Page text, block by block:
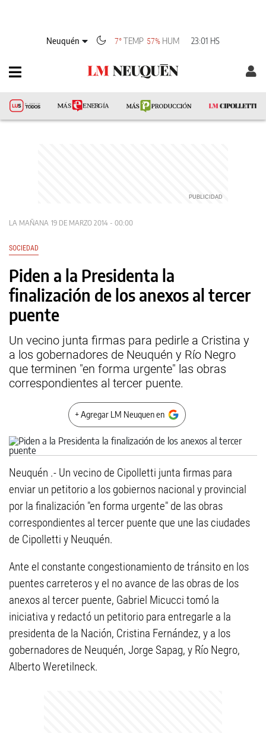
Neuquén 7°TEMP 57% HUM 23:01 HS
LA MAÑANA 19 DE MARZO 2014 - 00:00
SOCIEDAD
Piden a la Presidenta la
finalización de los anexos al tercer
puente
Un vecino junta firmas para pedirle a Cristina y
a los gobernadores de Neuquén y Río Negro
que terminen "en forma urgente" las obras
correspondientes al tercer puente.
+ Agregar LM Neuquen en
Neuquén .- Un vecino de Cipolletti junta firmas para
enviar un petitorio a los gobiernos nacional y provincial
por la finalización "en forma urgente" de las obras
correspondientes al tercer puente que une las ciudades
de Cipolletti y Neuquén.
Ante el constante congestionamiento de tránsito en los
puentes carreteros y el no avance de las obras de los
anexos al tercer puente, Gabriel Micucci tomó la
iniciativa y redactó un petitorio para entregarle a la
presidenta de la Nación, Cristina Fernández, y a los
gobernadores de Neuquén, Jorge Sapag, y Río Negro,
Alberto Weretilneck.